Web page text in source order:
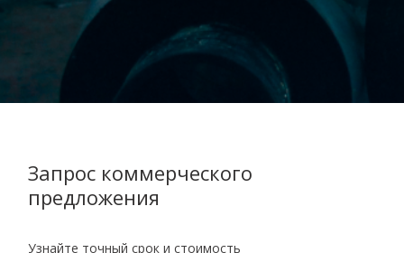
Запрос коммерческого
предложения
Узнайте точный срок и стоимость